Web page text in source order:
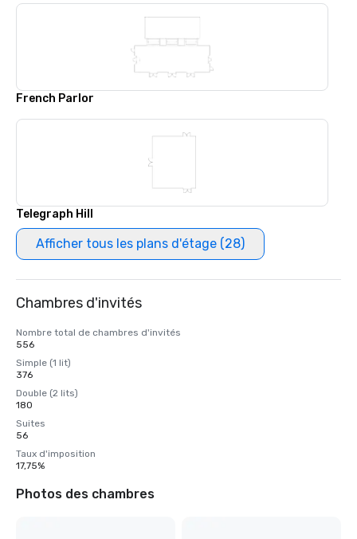
French Parlor
Telegraph Hill
Afficher tous les plans d'étage (28)
Chambres d'invités
Nombre total de chambres d'invités
556
Simple (1 lit)
376
Double (2 lits)
180
Suites
56
Taux d'imposition
17,75%
Photos des chambres